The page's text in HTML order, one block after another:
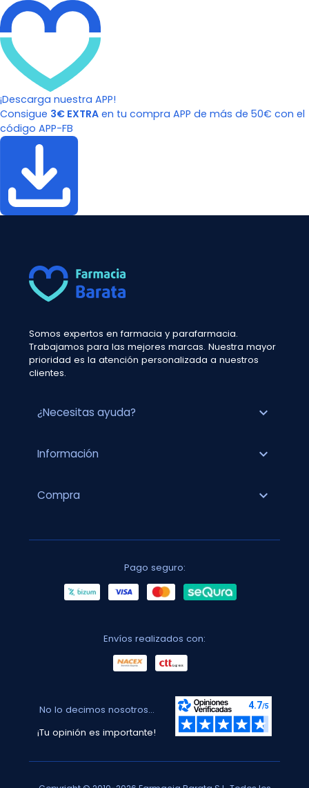
¡Descarga nuestra APP!
Consigue 3€ EXTRA en tu compra APP de más de 50€ con el
código APP-FB
Somos expertos en farmacia y parafarmacia.
Trabajamos para las mejores marcas. Nuestra mayor
prioridad es la atención personalizada a nuestros
clientes.
¿Necesitas ayuda? expand_more
Información expand_more
Compra expand_more
Pago seguro:
Envíos realizados con:
No lo decimos nosotros...
¡Tu opinión es importante!